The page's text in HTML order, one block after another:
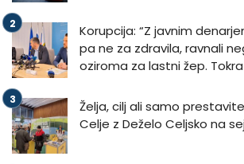
Korupcija: “Z javnim
pa ne za zdravila, ravnali
oziroma za lastni žep.
Želja, cilj ali samo
Celje z Deželo Celjsko na